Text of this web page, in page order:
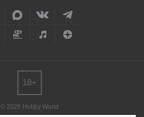
© 2026 Hobby World
18+